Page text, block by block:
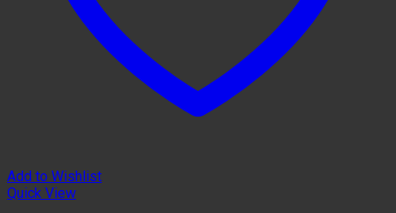
Add to Wishlist
Quick View